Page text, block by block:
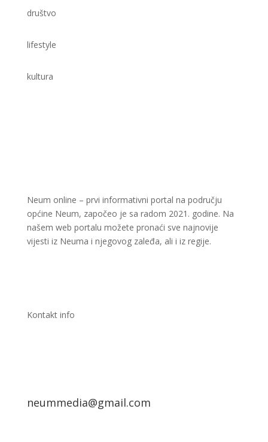
društvo
lifestyle
kultura
Neum online – prvi informativni portal na području
općine Neum, započeo je sa radom 2021. godine. Na
našem web portalu možete pronaći sve najnovije
vijesti iz Neuma i njegovog zaleđa, ali i iz regije.
Kontakt info
neummedia@gmail.com